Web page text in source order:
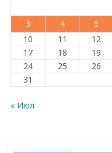
3
4 5
10
11 12
17
18 19
24
25 26
31
« Июл